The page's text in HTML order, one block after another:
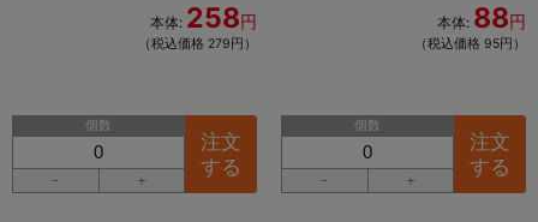
本体: 258円
（税込価格 279円）
個数
－ ＋
注文
する
本体: 88円
（税込価格 95円）
個数
－ ＋
注文
する